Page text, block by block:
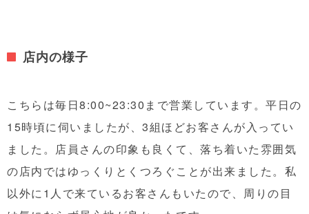
店内の様子
こちらは毎日8:00~23:30まで営業しています。平日の
15時頃に伺いましたが、3組ほどお客さんが入ってい
ました。店員さんの印象も良くて、落ち着いた雰囲気
の店内ではゆっくりとくつろぐことが出来ました。私
以外に1人で来ているお客さんもいたので、周りの目